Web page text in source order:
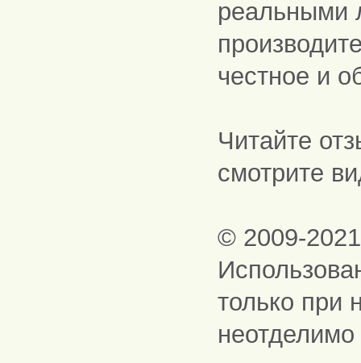
реальными
честное и
Читайте
смотрите
© 2009-
только при